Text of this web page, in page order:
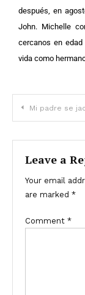
después, en
John. Michelle
cercanos en
vida como
Mi padre se jactaba de haber pagado mi universidad cuando no daba ni
Leave a
Your email
are marked *
Comment *